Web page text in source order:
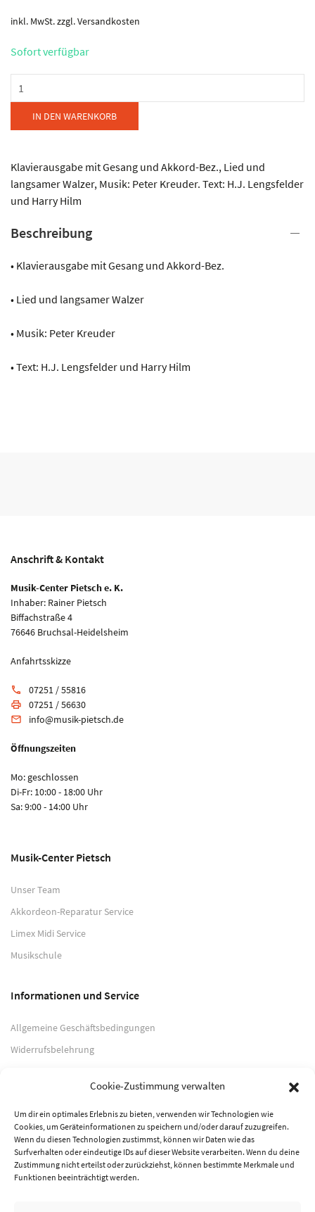
Cookie-Zustimmung verwalten
Um dir ein optimales Erlebnis zu bieten, verwenden wir Technologien wie
Cookies, um Geräteinformationen zu speichern und/oder darauf zuzugreifen.
Wenn du diesen Technologien zustimmst, können wir Daten wie das
Surfverhalten oder eindeutige IDs auf dieser Website verarbeiten. Wenn du deine
Zustimmung nicht erteilst oder zurückziehst, können bestimmte Merkmale und
Funktionen beeinträchtigt werden.
inkl. MwSt.zzgl.Versandkosten
Sofort verfügbar
Meisel
Sag
Abschied
leise
Servus
IN DEN WARENKORB
Klavierausgabe mit Gesang und Akkord-Bez., Lied und
langsamer Walzer, Musik: Peter Kreuder. Text: H.J. Lengsfelder
und Harry Hilm
Beschreibung
• Klavierausgabe mit Gesang und Akkord-Bez.
• Lied und langsamer Walzer
• Musik: Peter Kreuder
• Text: H.J. Lengsfelder und Harry Hilm
Anschrift & Kontakt
Musik-Center Pietsch e. K.
Inhaber: Rainer Pietsch
Biffachstraße 4
76646 Bruchsal-Heidelsheim
Anfahrtsskizze
phone 07251 / 55816
print 07251 / 56630
email info@musik-pietsch.de
Öffnungszeiten
Mo: geschlossen
Di-Fr: 10:00 - 18:00 Uhr
Sa: 9:00 - 14:00 Uhr
Musik-Center Pietsch
Unser Team
Akkordeon-Reparatur Service
Limex Midi Service
Musikschule
Informationen und Service
Allgemeine Geschäftsbedingungen
Widerrufsbelehrung
Datenschutzerklärung
Zahlungsarten
PayPal